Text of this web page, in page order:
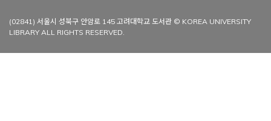
(02841) 서울시 성북구 안암로 145 고려대학교 도서관 © KOREA UNIVERSITY
LIBRARY ALL RIGHTS RESERVED.